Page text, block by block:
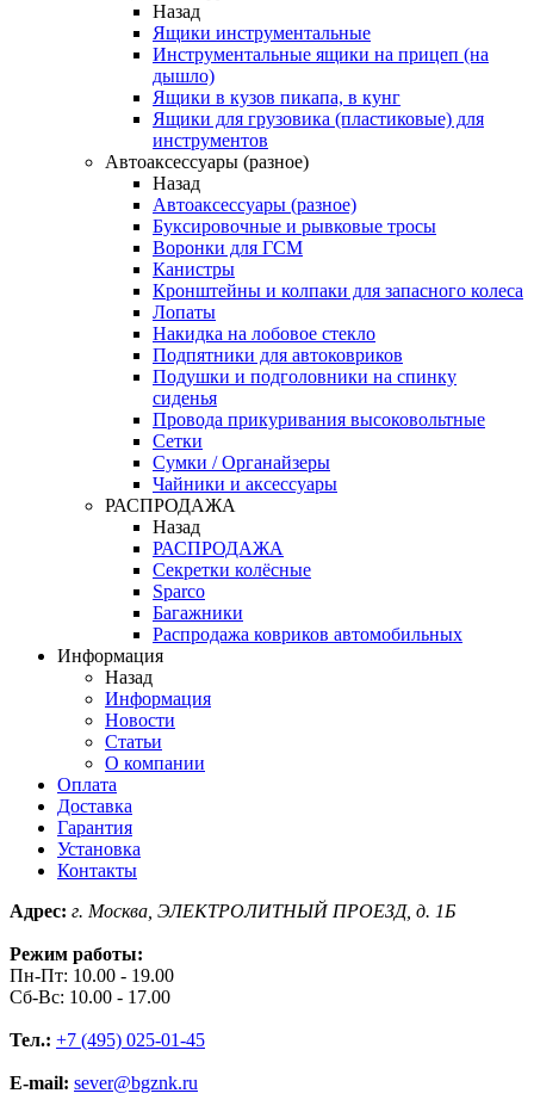
Назад
Ящики инструментальные
Инструментальные ящики на прицеп (на
дышло)
Ящики в кузов пикапа, в кунг
Ящики для грузовика (пластиковые) для
инструментов
Автоаксессуары (разное)
Назад
Автоаксессуары (разное)
Буксировочные и рывковые тросы
Воронки для ГСМ
Канистры
Кронштейны и колпаки для запасного колеса
Лопаты
Накидка на лобовое стекло
Подпятники для автоковриков
Подушки и подголовники на спинку
сиденья
Провода прикуривания высоковольтные
Сетки
Сумки / Органайзеры
Чайники и аксессуары
РАСПРОДАЖА
Назад
РАСПРОДАЖА
Секретки колёсные
Sparco
Багажники
Распродажа ковриков автомобильных
Информация
Назад
Информация
Новости
Статьи
О компании
Оплата
Доставка
Гарантия
Установка
Контакты
Адрес: г. Москва, ЭЛЕКТРОЛИТНЫЙ ПРОЕЗД, д. 1Б
Режим работы:
Пн-Пт: 10.00 - 19.00
Сб-Вс: 10.00 - 17.00
Тел.: +7 (495) 025-01-45
E-mail: sever@bgznk.ru